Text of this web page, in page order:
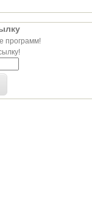
программ!